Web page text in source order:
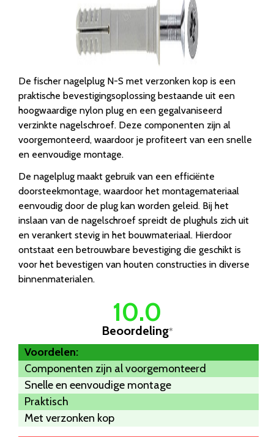
De fischer nagelplug N-S met verzonken kop is een
praktische bevestigingsoplossing bestaande uit een
hoogwaardige nylon plug en een gegalvaniseerd
verzinkte nagelschroef. Deze componenten zijn al
voorgemonteerd, waardoor je profiteert van een snelle
en eenvoudige montage.
De nagelplug maakt gebruik van een efficiënte
doorsteekmontage, waardoor het montagemateriaal
eenvoudig door de plug kan worden geleid. Bij het
inslaan van de nagelschroef spreidt de plughuls zich uit
en verankert stevig in het bouwmateriaal. Hierdoor
ontstaat een betrouwbare bevestiging die geschikt is
voor het bevestigen van houten constructies in diverse
binnenmaterialen.
10.0
Beoordeling*
Voordelen:
Componenten zijn al voorgemonteerd
Snelle en eenvoudige montage
Praktisch
Met verzonken kop